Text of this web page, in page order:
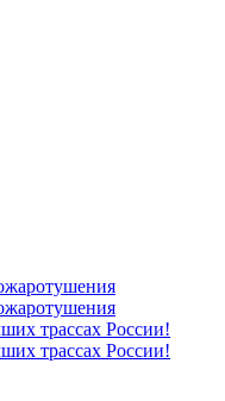
трассах России!
трассах России!